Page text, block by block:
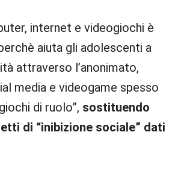
internet e videogiochi è
aiuta gli adolescenti a
attraverso l’anonimato,
media e videogame spesso
di ruolo”, sostituendo
di “inibizione sociale” dati